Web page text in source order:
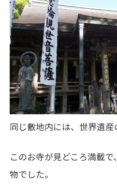
同じ敷地内には、世界遺産
このお寺が見どころ満載
物でした。